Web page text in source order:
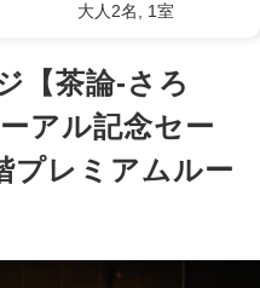
大人2名, 1室
【茶論-さろ
アル記念セー
プレミアムルー